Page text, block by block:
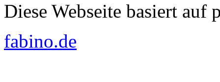
Diese Webseite basiert auf
fabino.de